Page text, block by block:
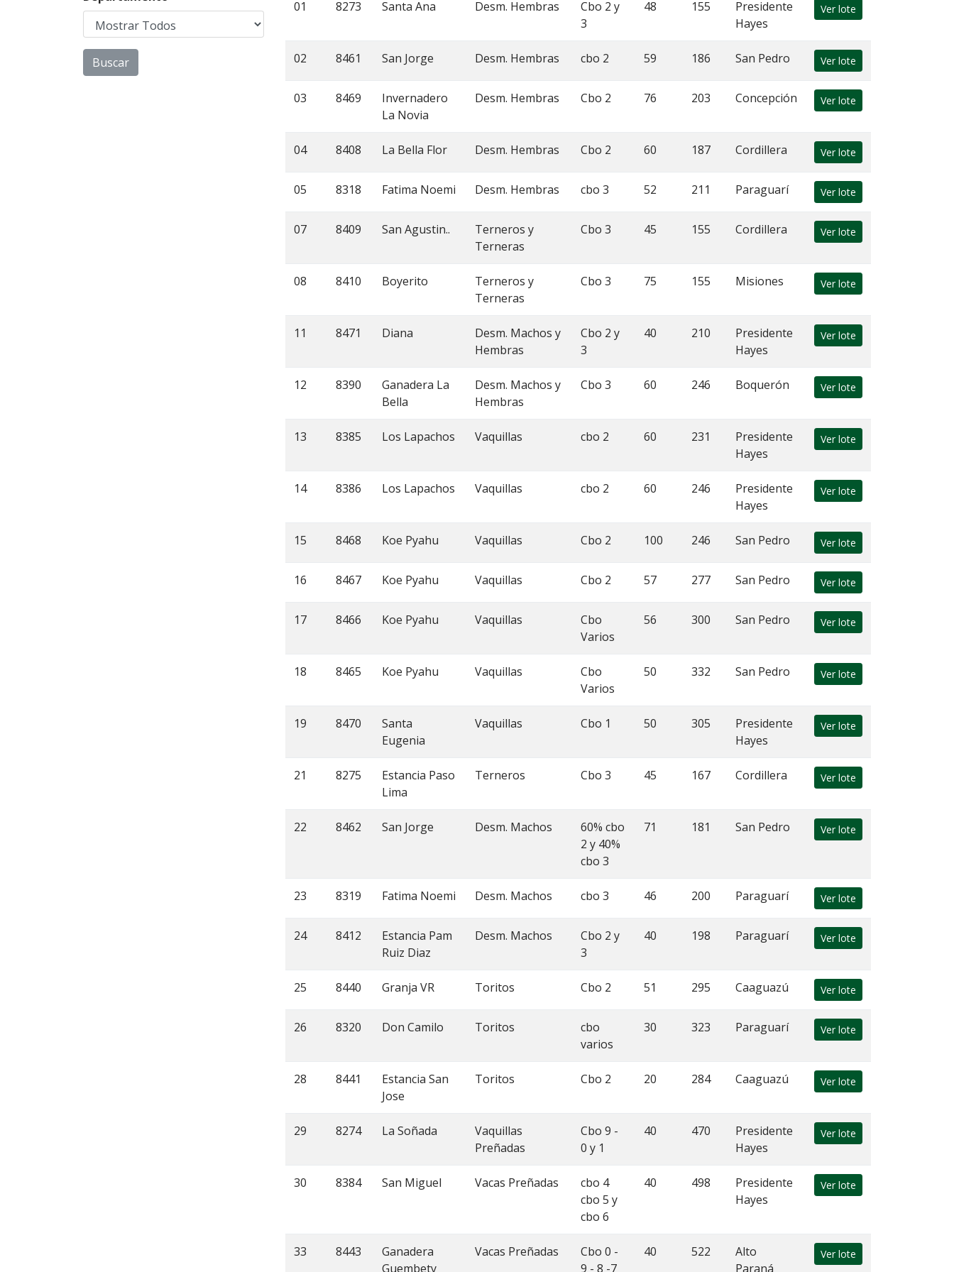
01 8273 Santa Ana Desm. Hembras
Cbo 2 y
3
48 155
Presidente
Hayes
Ver lote
02 8461 San Jorge Desm. Hembras cbo 2 59 186 San Pedro Ver lote
03 8469
Invernadero
La Novia
Desm. Hembras Cbo 2 76 203 Concepción Ver lote
04 8408 La Bella Flor Desm. Hembras Cbo 2 60 187 Cordillera Ver lote
05 8318 Fatima Noemi Desm. Hembras cbo 3 52 211 Paraguarí Ver lote
07 8409 San Agustin..
Terneros y
Terneras
Cbo 3 45 155 Cordillera Ver lote
08 8410 Boyerito
Terneros y
Terneras
Cbo 3 75 155 Misiones Ver lote
11 8471 Diana
Desm. Machos y
Hembras
Cbo 2 y
3
40 210
Presidente
Hayes
Ver lote
12 8390
Ganadera La
Bella
Desm. Machos y
Hembras
Cbo 3 60 246 Boquerón Ver lote
13 8385 Los Lapachos Vaquillas cbo 2 60 231
Presidente
Hayes
Ver lote
14 8386 Los Lapachos Vaquillas cbo 2 60 246
Presidente
Hayes
Ver lote
15 8468 Koe Pyahu Vaquillas Cbo 2 100 246 San Pedro Ver lote
16 8467 Koe Pyahu Vaquillas Cbo 2 57 277 San Pedro Ver lote
17 8466 Koe Pyahu Vaquillas
Cbo
Varios
56 300 San Pedro Ver lote
18 8465 Koe Pyahu Vaquillas
Cbo
Varios
50 332 San Pedro Ver lote
19 8470
Santa
Eugenia
Vaquillas Cbo 1 50 305
Presidente
Hayes
Ver lote
21 8275
Estancia Paso
Lima
Terneros Cbo 3 45 167 Cordillera Ver lote
22 8462 San Jorge Desm. Machos
60% cbo
2 y 40%
cbo 3
71 181 San Pedro Ver lote
23 8319 Fatima Noemi Desm. Machos cbo 3 46 200 Paraguarí Ver lote
24 8412
Estancia Pam
Ruiz Diaz
Desm. Machos
Cbo 2 y
3
40 198 Paraguarí Ver lote
25 8440 Granja VR Toritos Cbo 2 51 295 Caaguazú Ver lote
26 8320 Don Camilo Toritos
cbo
varios
30 323 Paraguarí Ver lote
28 8441
Estancia San
Jose
Toritos Cbo 2 20 284 Caaguazú Ver lote
29 8274 La Soñada
Vaquillas
Preñadas
Cbo 9 -
0 y 1
40 470
Presidente
Hayes
Ver lote
30 8384 San Miguel Vacas Preñadas
cbo 4
cbo 5 y
cbo 6
40 498
Presidente
Hayes
Ver lote
33 8443
Ganadera
Guembety
Vacas Preñadas
Cbo 0 -
9 - 8 -7
40 522
Alto
Paraná
Ver lote